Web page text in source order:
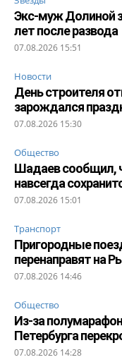
Экс-муж Долиной
лет после развода
07.08.2026 15:51
Новости
День строителя
зарождался
07.08.2026 15:30
Общество
Шадаев сообщил,
навсегда
07.08.2026 15:01
Транспорт
Пригородные
перенаправят на
07.08.2026 14:46
Общество
Из-за
Петербурга
07.08.2026 14:28